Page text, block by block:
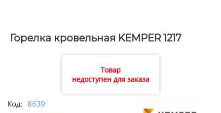
Горелка кровельная KEMPER 1217
Товар
недоступен для заказа
Код: 8639